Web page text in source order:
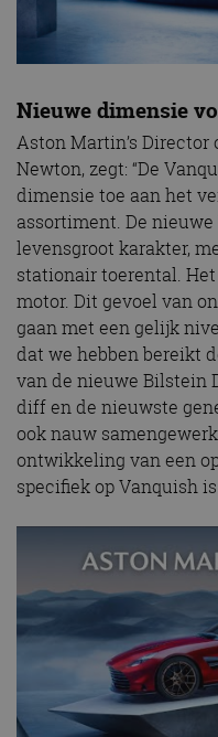
Nieuwe dimensie
Aston Martin’s
Newton, zegt: “De
dimensie toe aan het
assortiment. De
levensgroot karakter,
stationair toerental.
motor. Dit gevoel van
gaan met een gelijk
dat we hebben bereikt
van de nieuwe Bilstein
diff en de nieuwste
ook nauw
ontwikkeling van een
specifiek op Vanquish